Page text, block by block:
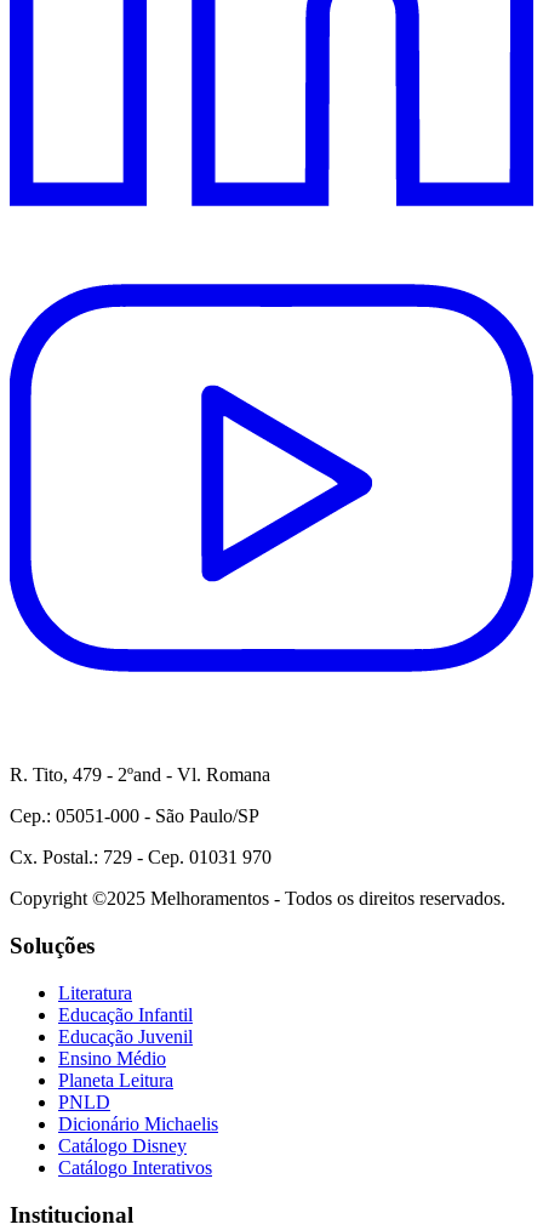
R. Tito, 479 - 2ºand - Vl. Romana
Cep.: 05051-000 - São Paulo/SP
Cx. Postal.: 729 - Cep. 01031 970
Copyright ©2025 Melhoramentos - Todos os direitos reservados.
Soluções
Literatura
Educação Infantil
Educação Juvenil
Ensino Médio
Planeta Leitura
PNLD
Dicionário Michaelis
Catálogo Disney
Catálogo Interativos
Institucional